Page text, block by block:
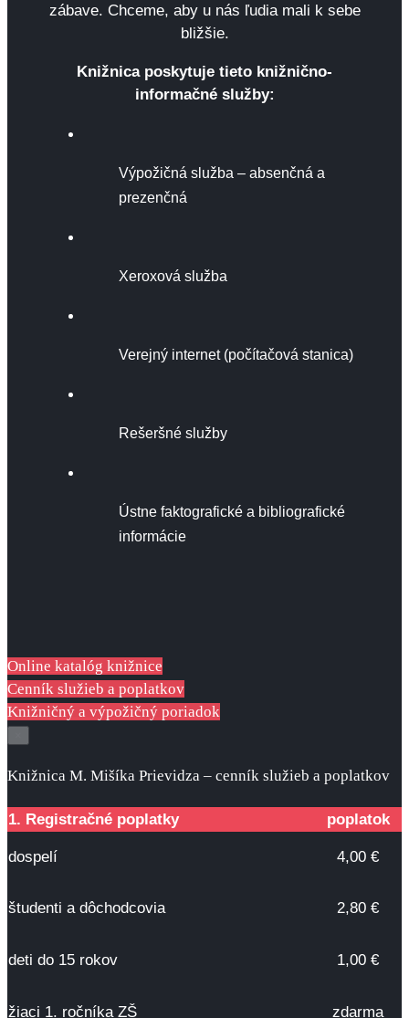
zábave. Chceme, aby u nás ľudia mali k sebe
bližšie.
Knižnica poskytuje tieto knižnično-
informačné služby:
Výpožičná služba – absenčná a
prezenčná
Xeroxová služba
Verejný internet (počítačová stanica)
Rešeršné služby
Ústne faktografické a bibliografické
informácie
Online katalóg knižnice
Cenník služieb a poplatkov
Knižničný a výpožičný poriadok
­Knižnica M. Mišíka Prievidza – cenník služieb a poplatkov
1. Registračné poplatky poplatok
dospelí 4,00 €
študenti a dôchodcovia 2,80 €
deti do 15 rokov 1,00 €
žiaci 1. ročníka ZŠ zdarma